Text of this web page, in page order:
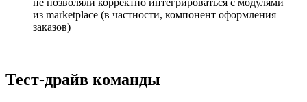
не позволяли корректно интегрироваться с модулями
из marketplace (в частности, компонент оформления
заказов)
Тест-драйв команды